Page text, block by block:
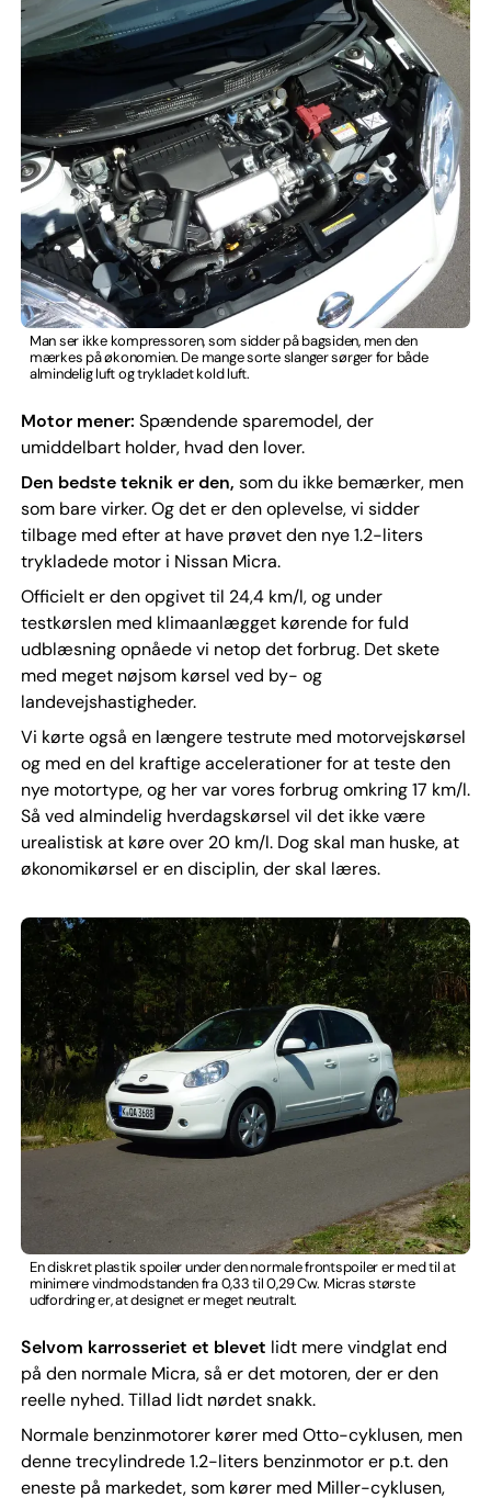
Man ser ikke kompressoren, som sidder på bagsiden, men den
mærkes på økonomien. De mange sorte slanger sørger for både
almindelig luft og trykladet kold luft.
Motor mener: Spændende sparemodel, der
umiddelbart holder, hvad den lover.
Den bedste teknik er den, som du ikke bemærker, men
som bare virker. Og det er den oplevelse, vi sidder
tilbage med efter at have prøvet den nye 1.2-liters
trykladede motor i Nissan Micra.
Officielt er den opgivet til 24,4 km/l, og under
testkørslen med klimaanlægget kørende for fuld
udblæsning opnåede vi netop det forbrug. Det skete
med meget nøjsom kørsel ved by- og
landevejshastigheder.
Vi kørte også en længere testrute med motorvejskørsel
og med en del kraftige accelerationer for at teste den
nye motortype, og her var vores forbrug omkring 17 km/l.
Så ved almindelig hverdagskørsel vil det ikke være
urealistisk at køre over 20 km/l. Dog skal man huske, at
økonomikørsel er en disciplin, der skal læres.
En diskret plastik spoiler under den normale frontspoiler er med til at
minimere vindmodstanden fra 0,33 til 0,29 Cw. Micras største
udfordring er, at designet er meget neutralt.
Selvom karrosseriet et blevet lidt mere vindglat end
på den normale Micra, så er det motoren, der er den
reelle nyhed. Tillad lidt nørdet snakk.
Normale benzinmotorer kører med Otto-cyklusen, men
denne trecylindrede 1.2-liters benzinmotor er p.t. den
eneste på markedet, som kører med Miller-cyklusen,